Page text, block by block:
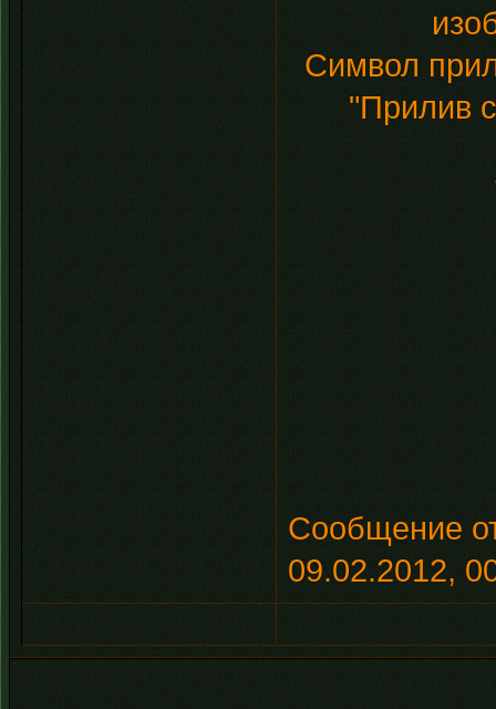
Символ
"Прилив
Сообщение
09.02.2012,